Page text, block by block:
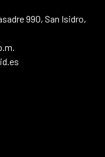
990, San Isidro,